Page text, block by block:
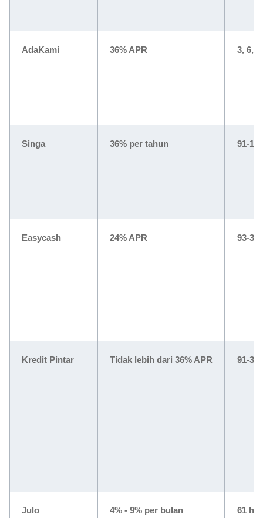
AdaKami 36% APR 3, 6,
Singa 36% per tahun 91-
Easycash 24% APR 93-
Kredit Pintar Tidak lebih dari 36% APR 91-
Julo 4% - 9% per bulan 61